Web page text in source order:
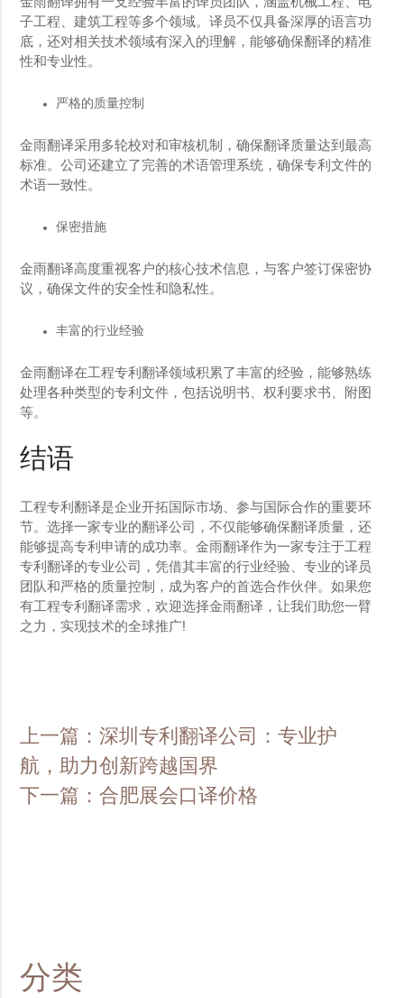
子工程、建筑工程等多个领域。译员不仅具备深厚的语言功
底，还对相关技术领域有深入的理解，能够确保翻译的精准
性和专业性。
严格的质量控制
金雨翻译采用多轮校对和审核机制，确保翻译质量达到最高
标准。公司还建立了完善的术语管理系统，确保专利文件的
术语一致性。
保密措施
金雨翻译高度重视客户的核心技术信息，与客户签订保密协
议，确保文件的安全性和隐私性。
丰富的行业经验
金雨翻译在工程专利翻译领域积累了丰富的经验，能够熟练
处理各种类型的专利文件，包括说明书、权利要求书、附图
等。
结语
工程专利翻译是企业开拓国际市场、参与国际合作的重要环
节。选择一家专业的翻译公司，不仅能够确保翻译质量，还
能够提高专利申请的成功率。金雨翻译作为一家专注于工程
专利翻译的专业公司，凭借其丰富的行业经验、专业的译员
团队和严格的质量控制，成为客户的首选合作伙伴。如果您
有工程专利翻译需求，欢迎选择金雨翻译，让我们助您一臂
之力，实现技术的全球推广!
上一篇：深圳专利翻译公司：专业护
航，助力创新跨越国界
下一篇：合肥展会口译价格
分类